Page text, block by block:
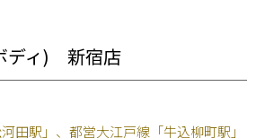
ディ) 新宿店
田駅」、都営大江戸線「牛込柳町駅」